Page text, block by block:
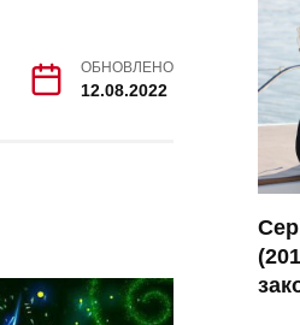
ОБНОВЛЕНО
12.08.2022